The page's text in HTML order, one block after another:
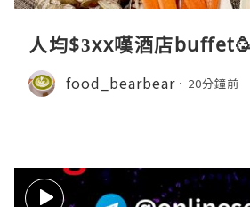
人均$3xx嘆酒店
food_bearbear 20分鐘前